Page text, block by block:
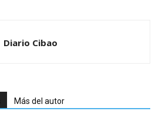
Diario Cibao
Más del autor